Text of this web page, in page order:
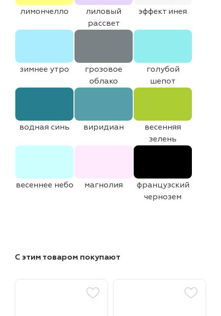
лимончелло
лиловый
рассвет
эффект инея
зимнее утро
грозовое
облако
голубой
шепот
водная синь виридиан
весенняя
зелень
весеннее небо магнолия
французский
чернозем
С этим товаром покупают